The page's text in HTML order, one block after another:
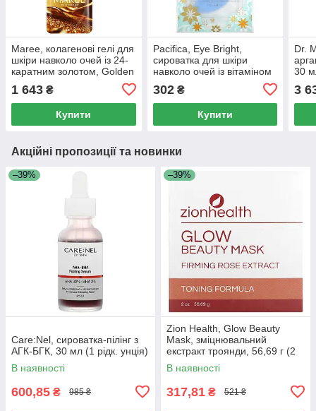
Maree, колагенові гелі для
шкіри навколо очей із 24-
каратним золотом, Golden
Sunrise, 20 пар, 120 г (4,2
унції)
1 643 ₴
Купити
Pacifica, Eye Bright,
сироватка для шкіри
навколо очей із вітаміном
C, 2 патчі, 7 мл (0,23 рідк.
унції)
302₴
Купити
Dr.
30
3
Акційні пропозиції та новинки
–39%
Care:Nel, сироватка-пілінг з
АГК-БГК, 30 мл (1 рідк. унція)
В наявності
600,85 ₴ 985 ₴
–39%
Zion Health, Glow Beauty
Mask, зміцнювальний
екстракт троянди, 56,69 г (2
унції)
В наявності
317,81 ₴ 521 ₴